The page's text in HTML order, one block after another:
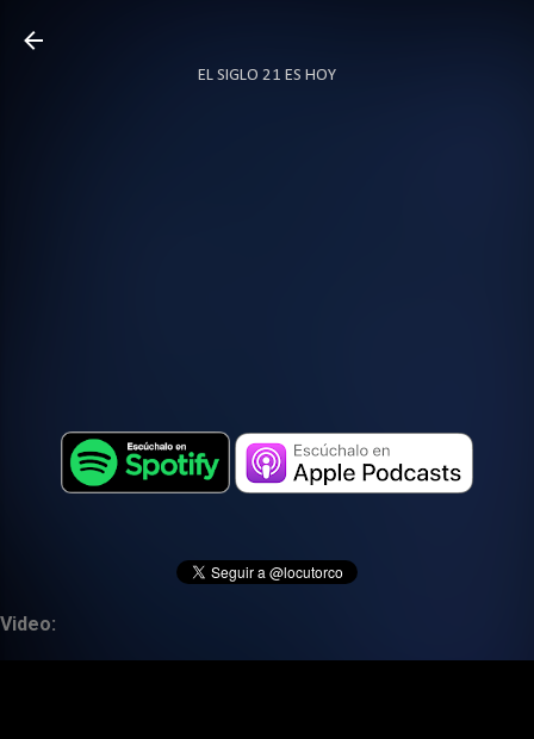
EL SIGLO 21 ES HOY
Video: